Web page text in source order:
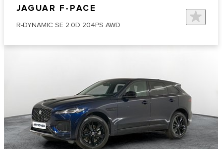
JAGUAR F-PACE
R-DYNAMIC SE 2.0D 204PS AWD